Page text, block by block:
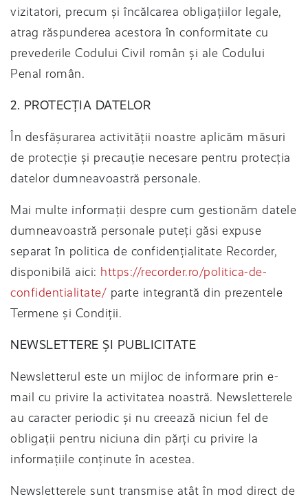
vizitatori, precum și încălcarea obligațiilor legale,
atrag răspunderea acestora în conformitate cu
prevederile Codului Civil român și ale Codului
Penal român.
2. PROTECȚIA DATELOR
În desfășurarea activității noastre aplicăm măsuri
de protecție și precauție necesare pentru protecția
datelor dumneavoastră personale.
Mai multe informații despre cum gestionăm datele
dumneavoastră personale puteți găsi expuse
separat în politica de confidențialitate Recorder,
disponibilă aici: https://recorder.ro/politica-de-
confidentialitate/ parte integrantă din prezentele
Termene și Condiții.
NEWSLETTERE ȘI PUBLICITATE
Newsletterul este un mijloc de informare prin e-
mail cu privire la activitatea noastră. Newsletterele
au caracter periodic și nu creează niciun fel de
obligații pentru niciuna din părți cu privire la
informațiile conținute în acestea.
Newsletterele sunt transmise atât în mod direct de